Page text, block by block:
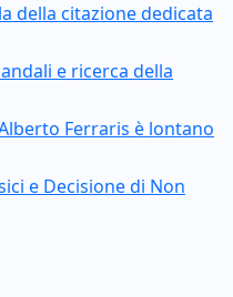
della citazione dedicata
e ricerca della
Ferraris è lontano
e Decisione di Non